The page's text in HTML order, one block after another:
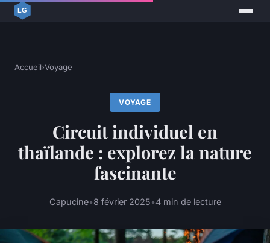
Accueil›Voyage
VOYAGE
Circuit individuel en
thaïlande : explorez la nature
fascinante
Capucine•8 février 2025•4 min de lecture